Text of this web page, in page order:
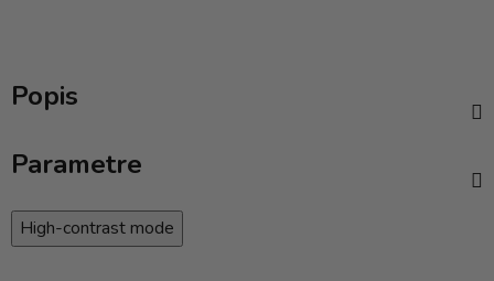
Popis
Parametre
High-contrast mode